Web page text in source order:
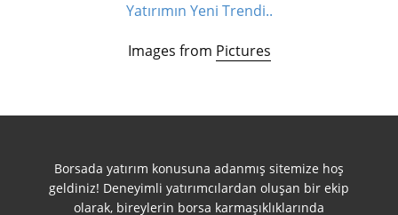
Yatırımın Yeni Trendi..
Images from Pictures
Borsada yatırım konusuna adanmış sitemize hoş
geldiniz! Deneyimli yatırımcılardan oluşan bir ekip
olarak, bireylerin borsa karmaşıklıklarında